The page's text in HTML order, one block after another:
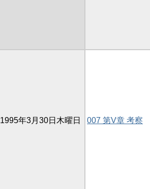
1995年3月30日木曜日 007 第V章 考察